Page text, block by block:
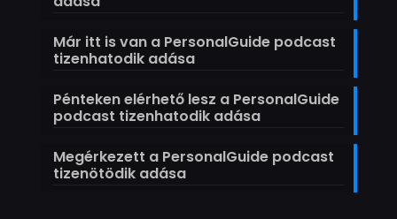
Már itt is van a PersonalGuide podcast
tizenhatodik adása
Pénteken elérhető lesz a PersonalGuide
podcast tizenhatodik adása
Megérkezett a PersonalGuide podcast
tizenötödik adása